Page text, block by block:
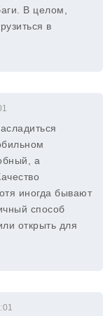
В целом,
в
а
иногда бывают
способ
открыть для